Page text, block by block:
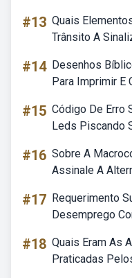
#13 Quais
Trânsito A
#14 Desenhos
Para Imprimir E
#15 Código De Erro
Leds Piscando
#16 Sobre A
Assinale A
#17 Requerimento
Desemprego
#18 Quais Eram As
Praticadas